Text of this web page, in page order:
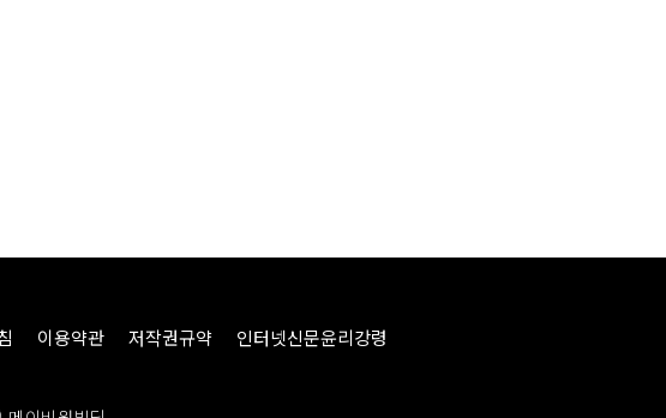
이용약관 저작권규약 인터넷신문윤리강령